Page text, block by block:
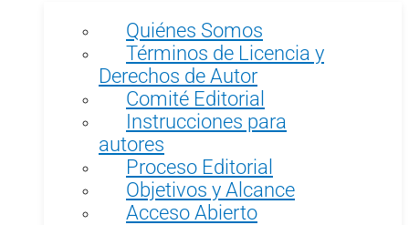
Quiénes Somos
Términos de Licencia y
Derechos de Autor
Comité Editorial
Instrucciones para
autores
Proceso Editorial
Objetivos y Alcance
Acceso Abierto